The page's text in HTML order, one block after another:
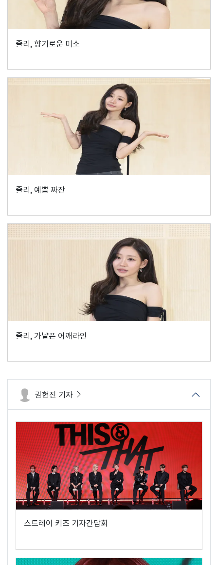
쥴리, 향기로운 미소
쥴리, 예쁨 짜잔
쥴리, 가냘픈 어깨라인
권현진 기자
스트레이 키즈 기자간담회